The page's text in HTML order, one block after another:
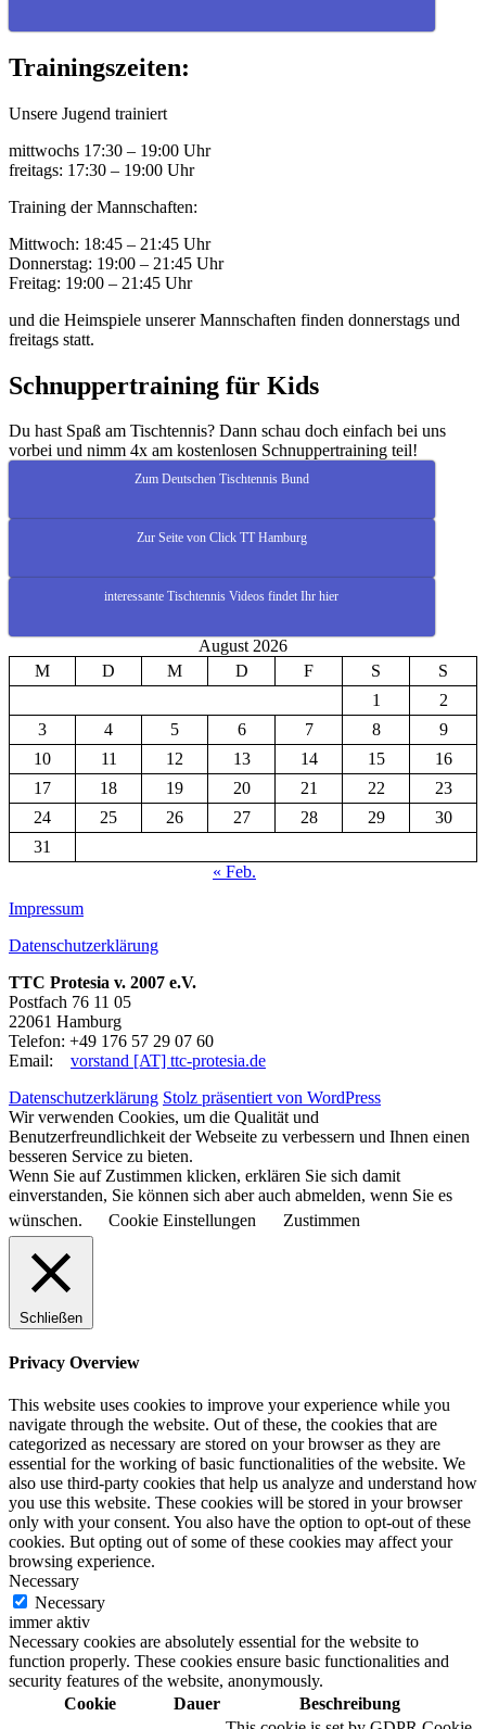
Trainingszeiten:
Unsere Jugend trainiert
mittwochs 17:30 – 19:00 Uhr
freitags: 17:30 – 19:00 Uhr
Training der Mannschaften:
Mittwoch: 18:45 – 21:45 Uhr
Donnerstag: 19:00 – 21:45 Uhr
Freitag: 19:00 – 21:45 Uhr
und die Heimspiele unserer Mannschaften finden donnerstags und
freitags statt.
Schnuppertraining für Kids
Du hast Spaß am Tischtennis? Dann schau doch einfach bei uns
vorbei und nimm 4x am kostenlosen Schnuppertraining teil!
Zum Deutschen Tischtennis Bund
Zur Seite von Click TT Hamburg
interessante Tischtennis Videos findet Ihr hier
August 2026
M
D M D F S
S
1
2
3
4 5 6 7 8
9
10
11 12 13 14 15
16
17
18 19 20 21 22
23
24
25 26 27 28 29
30
31
« Feb.
Impressum
Datenschutzerklärung
TTC Protesia v. 2007 e.V.
Postfach 76 11 05
22061 Hamburg
Telefon: +49 176 57 29 07 60
Email: vorstand [AT] ttc-protesia.de
Datenschutzerklärung Stolz präsentiert von WordPress
Wir verwenden Cookies, um die Qualität und
Benutzerfreundlichkeit der Webseite zu verbessern und Ihnen einen
besseren Service zu bieten.
Wenn Sie auf Zustimmen klicken, erklären Sie sich damit
einverstanden, Sie können sich aber auch abmelden, wenn Sie es
wünschen.
Cookie Einstellungen Zustimmen
Schließen
Privacy Overview
This website uses cookies to improve your experience while you
navigate through the website. Out of these, the cookies that are
categorized as necessary are stored on your browser as they are
essential for the working of basic functionalities of the website. We
also use third-party cookies that help us analyze and understand how
you use this website. These cookies will be stored in your browser
only with your consent. You also have the option to opt-out of these
cookies. But opting out of some of these cookies may affect your
browsing experience.
Necessary
Necessary
immer aktiv
Necessary cookies are absolutely essential for the website to
function properly. These cookies ensure basic functionalities and
security features of the website, anonymously.
Cookie
Dauer Beschreibung